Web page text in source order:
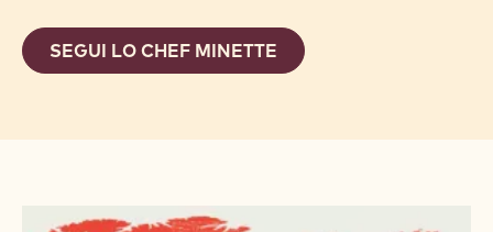
SEGUI LO CHEF MINETTE
SCOPRI